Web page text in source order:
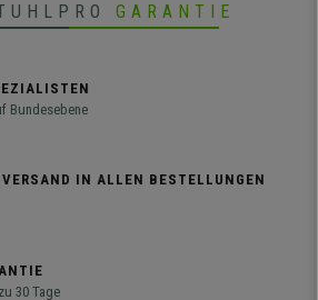
GARANTIE
Bundesebene
VERSAND IN ALLEN BESTELLUNGEN
30 Tage